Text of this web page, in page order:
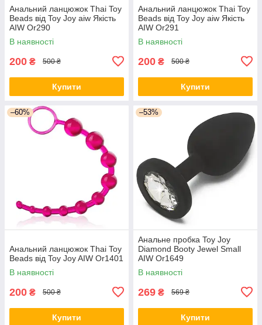
Анальний ланцюжок Thai Toy
Beads від Toy Joy aiw Якість
AIW Or290
В наявності
200 ₴ 500 ₴
Купити
Анальний ланцюжок Thai Toy
Beads від Toy Joy aiw Якість
AIW Or291
В наявності
200 ₴ 500 ₴
Купити
–60%
Анальний ланцюжок Thai Toy
Beads від Toy Joy AIW Or1401
В наявності
200 ₴ 500 ₴
Купити
–53%
Анальне пробка Toy Joy
Diamond Booty Jewel Small
AIW Or1649
В наявності
269 ₴ 569 ₴
Купити